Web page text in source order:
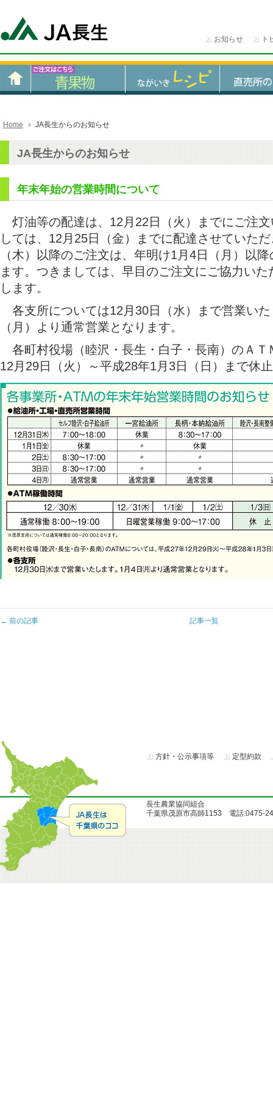
お知らせ ト
Home JA長生からのお知らせ
JA長生からのお知らせ
年末年始の営業時間について
灯油等の配達は、12月22日（火）までにご注
しては、12月25日（金）までに配達させていた
（木）以降のご注文は、年明け1月4日（月）以
ます。つきましては、早目のご注文にご協力い
します。
各支所については12月30日（水）まで営業い
（月）より通常営業となります。
各町村役場（睦沢・長生・白子・長南）のＡＴ
12月29日（火）～平成28年1月3日（日）まで休
← 前の記事 記事一覧
方針・公示事項等 定型約款
長生農業協同組合
千葉県茂原市高師1153 電話:0475-